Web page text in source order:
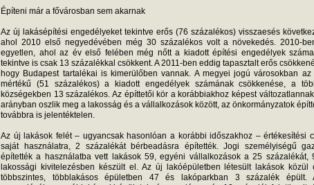
Építeni már a fővárosban sem akarnak
Az új lakásépítési engedélyeket tekintve erős (76 százalékos) visszaesés
ahol 2010 első negyedévében még 30 százalékos volt a növekedés. 2010-
egyetlen, ahol az év első felében még nőtt a kiadott építési engedélyek
tekintve is csak 13 százalékkal csökkent. A 2011-ben eddig tapasztalt erős
hogy Budapest tartalékai is kimerülőben vannak. A megyei jogú városokban
mértékű (51 százalékos) a kiadott engedélyek számának csökkenése, a
községekben 13 százalékos. Az építtetői kör a korábbiakhoz képest
arányban oszlik meg a lakosság és a vállalkozások között, az önkormányzatok
továbbra is jelentéktelen.
Az új lakások felét – ugyancsak hasonlóan a korábbi időszakhoz – értékesítési
saját használatra, 2 százalékát bérbeadásra építették. Jogi személyiségű
építették a használatba vett lakások 59, egyéni vállalkozások a 25 százalékát,
lakossági kivitelezésben készült el. Az új lakóépületben létesült lakások közül
többszintes, többlakásos épületben 47 és lakóparkban 3 százalék